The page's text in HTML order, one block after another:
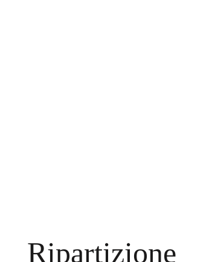
Ripartizione
Cookie Policy. Read more